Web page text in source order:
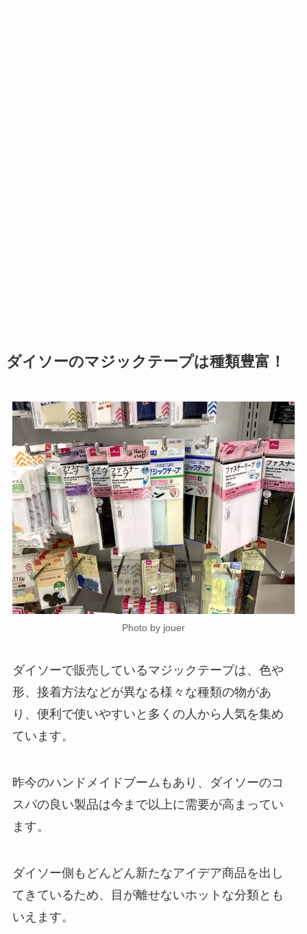
ダイソーのマジックテープは種類豊富！
Photo by jouer
ダイソーで販売しているマジックテープは、色や
形、接着方法などが異なる様々な種類の物があ
り、便利で使いやすいと多くの人から人気を集め
ています。
昨今のハンドメイドブームもあり、ダイソーのコ
スパの良い製品は今まで以上に需要が高まってい
ます。
ダイソー側もどんどん新たなアイデア商品を出し
てきているため、目が離せないホットな分類とも
いえます。